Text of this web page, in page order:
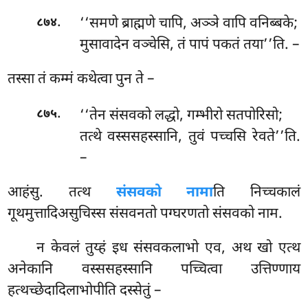
८७४.
‘‘समणे ब्राह्मणे चापि, अञ्ञे वापि वनिब्बके;
मुसावादेन वञ्चेसि, तं पापं पकतं तया’’ति. –
तस्सा तं कम्मं कथेत्वा पुन ते –
८७५.
‘‘तेन संसवको लद्धो, गम्भीरो सतपोरिसो;
तत्थे वस्ससहस्सानि, तुवं पच्चसि रेवते’’ति.
–
आहंसु. तत्थ संसवको नामाति निच्चकालं
गूथमुत्तादिअसुचिस्स संसवनतो पग्घरणतो संसवको नाम.
न केवलं तुय्हं इध संसवकलाभो एव, अथ खो एत्थ
अनेकानि वस्ससहस्सानि पच्चित्वा उत्तिण्णाय
हत्थच्छेदादिलाभोपीति दस्सेतुं –